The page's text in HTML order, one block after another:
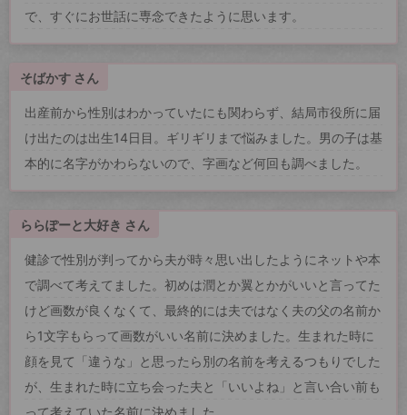
で、すぐにお世話に専念できたように思います。
そばかす さん
出産前から性別はわかっていたにも関わらず、結局市役所に届
け出たのは出生14日目。ギリギリまで悩みました。男の子は基
本的に名字がかわらないので、字画など何回も調べました。
ららぽーと大好き さん
健診で性別が判ってから夫が時々思い出したようにネットや本
で調べて考えてました。初めは潤とか翼とかがいいと言ってた
けど画数が良くなくて、最終的には夫ではなく夫の父の名前か
ら1文字もらって画数がいい名前に決めました。生まれた時に
顔を見て「違うな」と思ったら別の名前を考えるつもりでした
が、生まれた時に立ち会った夫と「いいよね」と言い合い前も
って考えていた名前に決めました。